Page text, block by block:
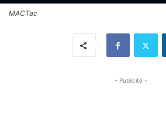
MACTac
- Publicité -